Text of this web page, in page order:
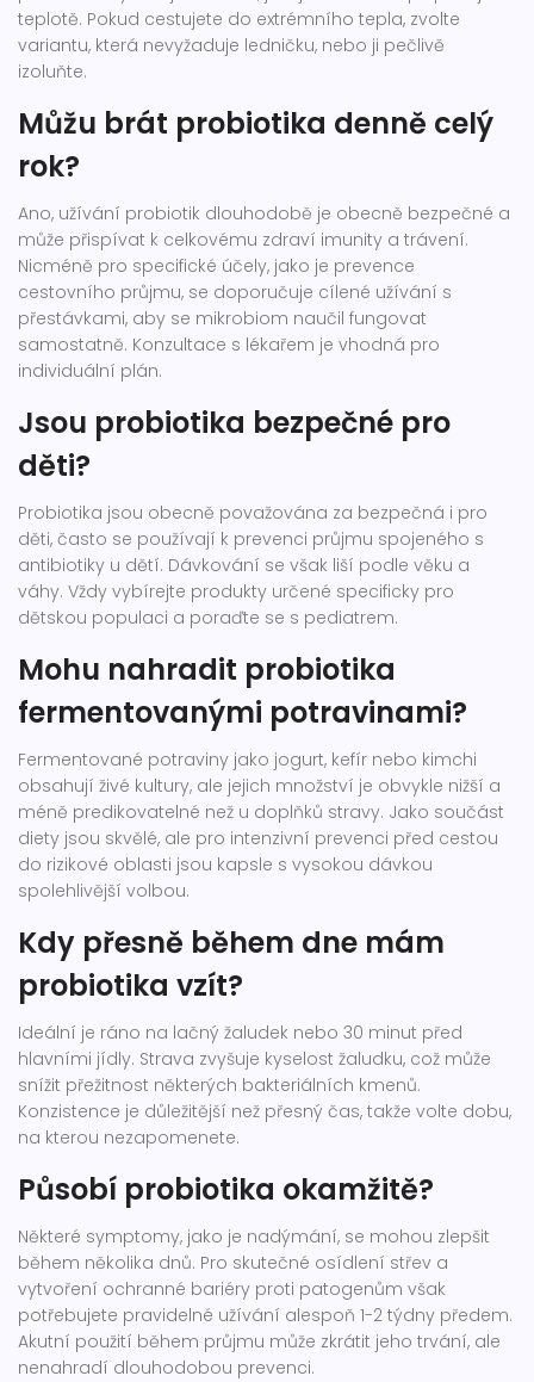
teplotě. Pokud cestujete do extrémního tepla, zvolte
variantu, která nevyžaduje ledničku, nebo ji pečlivě
izoluňte.
Můžu brát probiotika denně celý
rok?
Ano, užívání probiotik dlouhodobě je obecně bezpečné a
může přispívat k celkovému zdraví imunity a trávení.
Nicméně pro specifické účely, jako je prevence
cestovního průjmu, se doporučuje cílené užívání s
přestávkami, aby se mikrobiom naučil fungovat
samostatně. Konzultace s lékařem je vhodná pro
individuální plán.
Jsou probiotika bezpečné pro
děti?
Probiotika jsou obecně považována za bezpečná i pro
děti, často se používají k prevenci průjmu spojeného s
antibiotiky u dětí. Dávkování se však liší podle věku a
váhy. Vždy vybírejte produkty určené specificky pro
dětskou populaci a poraďte se s pediatrem.
Mohu nahradit probiotika
fermentovanými potravinami?
Fermentované potraviny jako jogurt, kefír nebo kimchi
obsahují živé kultury, ale jejich množství je obvykle nižší a
méně predikovatelné než u doplňků stravy. Jako součást
diety jsou skvělé, ale pro intenzivní prevenci před cestou
do rizikové oblasti jsou kapsle s vysokou dávkou
spolehlivější volbou.
Kdy přesně během dne mám
probiotika vzít?
Ideální je ráno na lačný žaludek nebo 30 minut před
hlavními jídly. Strava zvyšuje kyselost žaludku, což může
snížit přežitnost některých bakteriálních kmenů.
Konzistence je důležitější než přesný čas, takže volte dobu,
na kterou nezapomenete.
Působí probiotika okamžitě?
Některé symptomy, jako je nadýmání, se mohou zlepšit
během několika dnů. Pro skutečné osídlení střev a
vytvoření ochranné bariéry proti patogenům však
potřebujete pravidelné užívání alespoň 1-2 týdny předem.
Akutní použití během průjmu může zkrátit jeho trvání, ale
nenahradí dlouhodobou prevenci.